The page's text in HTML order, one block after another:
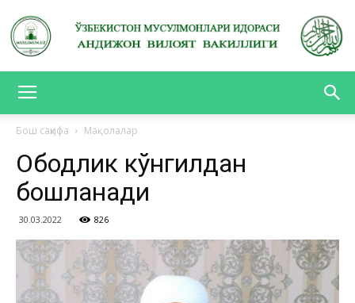
ВИЛОЯТ
ВАКИЛЛИГИ
Бош саҳифа Мақолалар
Ободлик кўнгилдан
бошланади
30.03.2022 826